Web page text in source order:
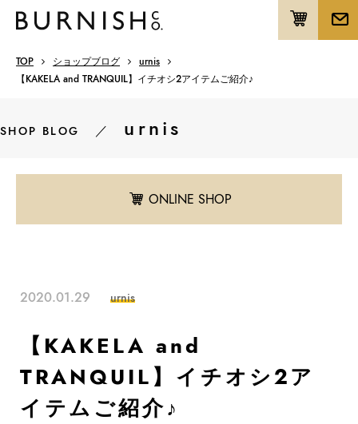
TOP ショップブログ
urnis
【KAKELA and TRANQUIL】イチオシ２アイテムご紹介♪
SHOP BLOG ／ urnis
ONLINE SHOP
2020.01.29 urnis
【KAKELA and
TRANQUIL】イチオシ２ア
イテムご紹介♪